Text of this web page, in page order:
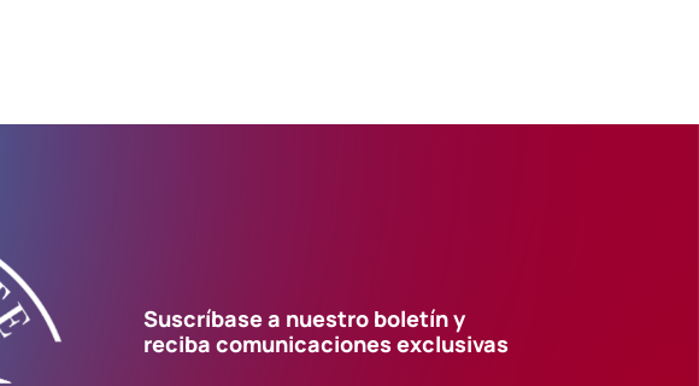
Suscríbase a nuestro boletín y
reciba comunicaciones exclusivas